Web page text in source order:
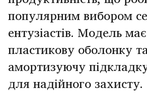
популярним вибором
ентузіастів. Модель
пластикову оболонку
амортизуючу
для надійного захисту.